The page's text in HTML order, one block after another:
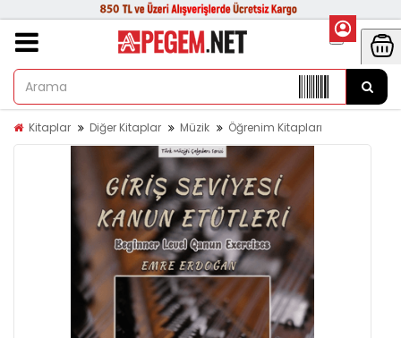
Kitaplar Diğer Kitaplar Müzik Öğrenim Kitapları